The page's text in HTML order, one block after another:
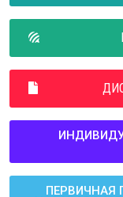
ПЕРВИЧНАЯ